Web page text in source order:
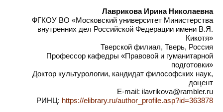
Лаврикова Ирина Николаевна
ФГКОУ ВО «Московский университет Министерства
внутренних дел Российской Федерации имени В.Я.
Кикотя»
Тверской филиал, Тверь, Россия
Профессор кафедры «Правовой и гуманитарной
подготовки»
Доктор культурологии, кандидат философских наук,
доцент
E-mail: ilavrikova@rambler.ru
РИНЦ: https://elibrary.ru/author_profile.asp?id=363878